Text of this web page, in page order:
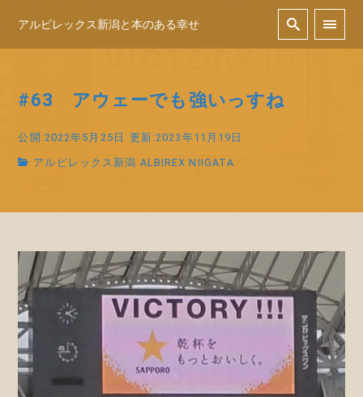
アルビレックス新潟と本のある幸せ
#63 アウェーでも強いっすね
公開:2022年5月25日 更新:2023年11月19日
アルビレックス新潟 ALBIREX NIIGATA